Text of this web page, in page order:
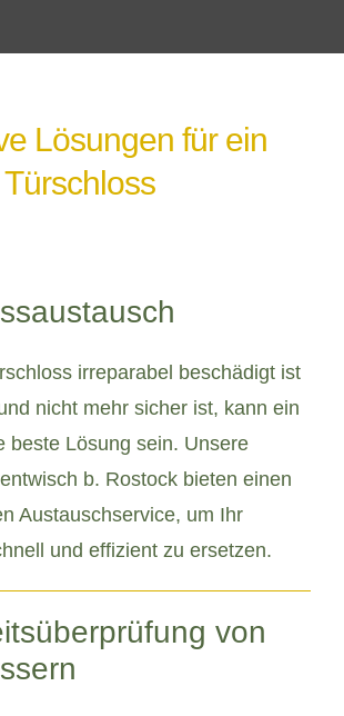
Lösungen für ein
irreparabel beschädigt ist
nicht mehr sicher ist, kann ein
beste Lösung sein. Unsere
b. Rostock bieten einen
Austauschservice, um Ihr
und effizient zu ersetzen.
von